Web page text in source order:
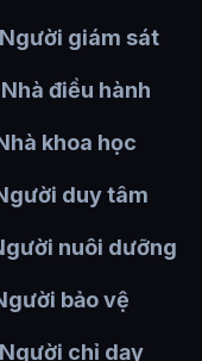
giám sát
điều hành
khoa học
duy tâm
nuôi dưỡng
bảo vệ
Người chỉ dạy